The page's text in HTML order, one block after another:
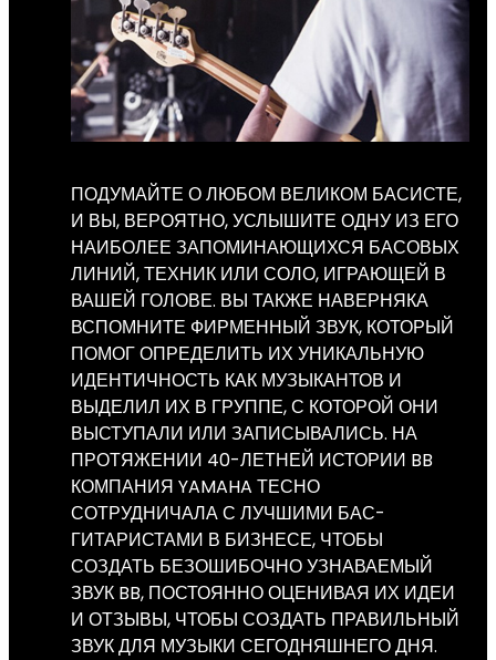
ПОДУМАЙТЕ О ЛЮБОМ ВЕЛИКОМ БАСИСТЕ,
И ВЫ, ВЕРОЯТНО, УСЛЫШИТЕ ОДНУ ИЗ ЕГО
НАИБОЛЕЕ ЗАПОМИНАЮЩИХСЯ БАСОВЫХ
ЛИНИЙ, ТЕХНИК ИЛИ СОЛО, ИГРАЮЩЕЙ В
ВАШЕЙ ГОЛОВЕ. ВЫ ТАКЖЕ НАВЕРНЯКА
ВСПОМНИТЕ ФИРМЕННЫЙ ЗВУК, КОТОРЫЙ
ПОМОГ ОПРЕДЕЛИТЬ ИХ УНИКАЛЬНУЮ
ИДЕНТИЧНОСТЬ КАК МУЗЫКАНТОВ И
ВЫДЕЛИЛ ИХ В ГРУППЕ, С КОТОРОЙ ОНИ
ВЫСТУПАЛИ ИЛИ ЗАПИСЫВАЛИСЬ. НА
ПРОТЯЖЕНИИ 40-ЛЕТНЕЙ ИСТОРИИ BB
КОМПАНИЯ YAMAHA ТЕСНО
СОТРУДНИЧАЛА С ЛУЧШИМИ БАС-
ГИТАРИСТАМИ В БИЗНЕСЕ, ЧТОБЫ
СОЗДАТЬ БЕЗОШИБОЧНО УЗНАВАЕМЫЙ
ЗВУК BB, ПОСТОЯННО ОЦЕНИВАЯ ИХ ИДЕИ
И ОТЗЫВЫ, ЧТОБЫ СОЗДАТЬ ПРАВИЛЬНЫЙ
ЗВУК ДЛЯ МУЗЫКИ СЕГОДНЯШНЕГО ДНЯ.